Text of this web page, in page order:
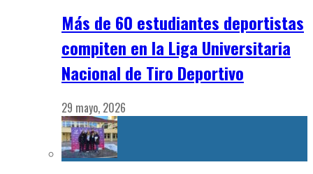
Más de 60 estudiantes deportistas
compiten en la Liga Universitaria
Nacional de Tiro Deportivo
29 mayo, 2026